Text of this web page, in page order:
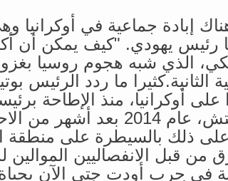
إبادة جماعية في أوكرانيا
رئيس يهودي. "كيف يمكن أن
الذي شبه هجوم روسيا بغزو
الثانية.كثيرا ما ردد الرئيس
أوكرانيا، منذ الإطاحة
يانوكوفيتش، عام 2014
ذلك بالسيطرة على منطقة
من قبل الانفصاليين الموالين